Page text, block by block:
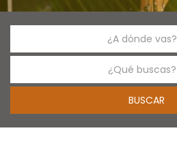
¿A dónde vas?
¿Qué buscas?